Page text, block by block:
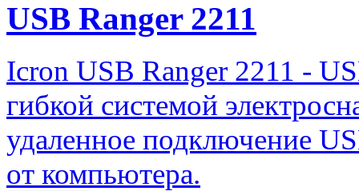
USB Ranger 2211
Icron USB Ranger 2211 -
гибкой системой
удаленное подключение
от компьютера.